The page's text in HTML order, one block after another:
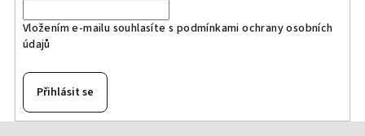
Vložením e-mailu souhlasíte s podmínkami ochrany osobních
údajů
Přihlásit se